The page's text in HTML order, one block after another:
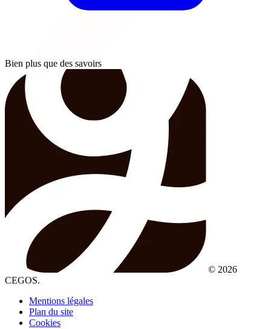
Bien plus que des savoirs
© 2026
CEGOS.
Mentions légales
Plan du site
Cookies